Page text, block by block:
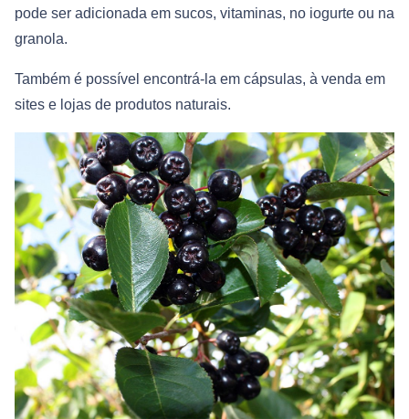
pode ser adicionada em sucos, vitaminas, no iogurte ou na
granola.
Também é possível encontrá-la em cápsulas, à venda em
sites e lojas de produtos naturais.